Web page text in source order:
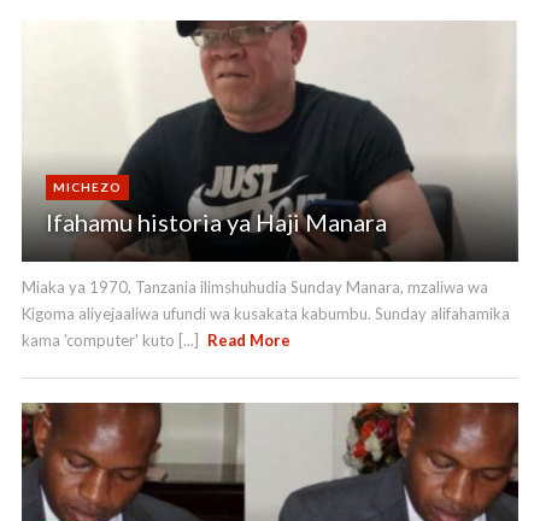
MICHEZO
Ifahamu historia ya Haji Manara
Miaka ya 1970, Tanzania ilimshuhudia Sunday Manara, mzaliwa wa
Kigoma aliyejaaliwa ufundi wa kusakata kabumbu. Sunday alifahamika
kama 'computer' kuto [...]
Read More